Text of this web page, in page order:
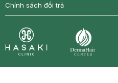
Chính sách đổi trả